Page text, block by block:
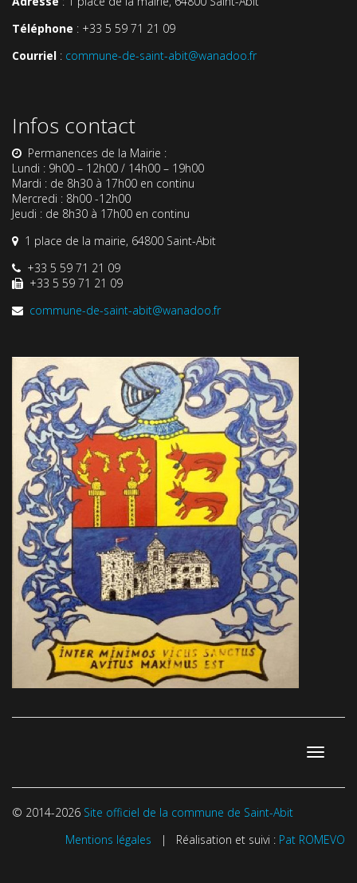
Téléphone : +33 5 59 71 21 09
Courriel : commune-de-saint-abit@wanadoo.fr
Infos contact
Permanences de la Mairie :
Lundi : 9h00 – 12h00 / 14h00 – 19h00
Mardi : de 8h30 à 17h00 en continu
Mercredi : 8h00 -12h00
Jeudi : de 8h30 à 17h00 en continu
1 place de la mairie, 64800 Saint-Abit
+33 5 59 71 21 09
+33 5 59 71 21 09
commune-de-saint-abit@wanadoo.fr
Toggle
© 2014-2026 Site officiel de la commune de Saint-Abit
Mentions légales | Réalisation et suivi : Pat ROMEVO